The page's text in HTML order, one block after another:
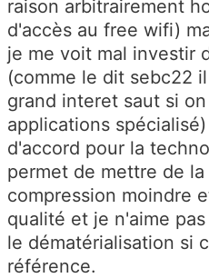
raison arbitrairement
d'accès au free wifi)
je me voit mal investir
(comme le dit sebc22
grand interet saut si
applications
d'accord pour la
permet de mettre de
compression moindre
qualité et je n'aime
le dématérialisation si
référence.